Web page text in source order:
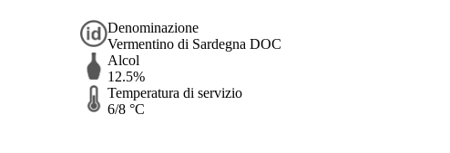
Denominazione
Vermentino di Sardegna DOC
Alcol
12.5%
Temperatura di servizio
6/8 °C